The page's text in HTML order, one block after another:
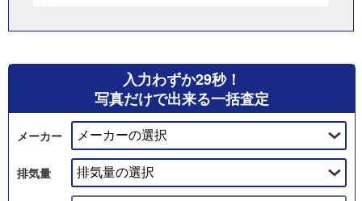
入力わずか29秒！
写真だけで出来る一括査定
メーカー
排気量